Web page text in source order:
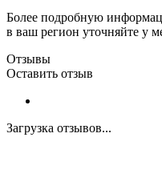
Более подробную
в ваш регион уточняйте у
Отзывы
Оставить отзыв
Загрузка отзывов...